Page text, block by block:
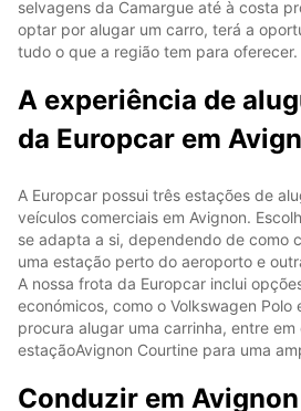
selvagens da Camargue até à costa
optar por alugar um carro, terá a
tudo o que a região tem para oferecer.
A experiência de
da Europcar em
A Europcar possui três estações de
veículos comerciais em Avignon.
se adapta a si, dependendo de como
uma estação perto do aeroporto e
A nossa frota da Europcar inclui
económicos, como o Volkswagen Polo
procura alugar uma carrinha, entre
estaçãoAvignon Courtine para uma
Conduzir em Avignon